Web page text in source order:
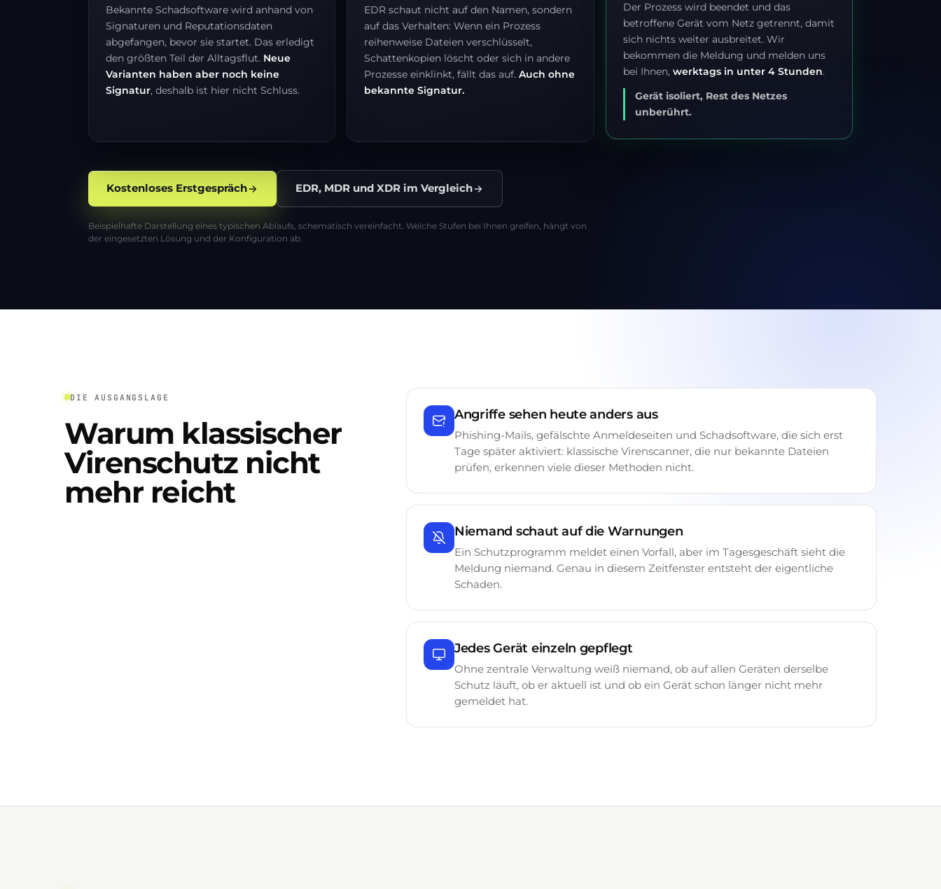
Bekannte Schadsoftware wird anhand von
Signaturen und Reputationsdaten
abgefangen, bevor sie startet. Das erledigt
den größten Teil der Alltagsflut. Neue
Varianten haben aber noch keine
Signatur, deshalb ist hier nicht Schluss.
EDR schaut nicht auf den Namen, sondern
auf das Verhalten: Wenn ein Prozess
reihenweise Dateien verschlüsselt,
Schattenkopien löscht oder sich in andere
Prozesse einklinkt, fällt das auf.Auch ohne
bekannte Signatur.
Der Prozess wird beendet und das
betroffene Gerät vom Netz getrennt, damit
sich nichts weiter ausbreitet. Wir
bekommen die Meldung und melden uns
bei Ihnen, werktags in unter 4 Stunden.
Gerät isoliert, Rest des Netzes
unberührt.
Kostenloses Erstgespräch EDR, MDR und XDR im Vergleich
Beispielhafte Darstellung eines typischen Ablaufs, schematisch vereinfacht. Welche Stufen bei Ihnen greifen, hängt von
der eingesetzten Lösung und der Konfiguration ab.
DIE AUSGANGSLAGE
Warum klassischer
Virenschutz nicht
mehr reicht
Angriffe sehen heute anders aus
Phishing-Mails, gefälschte Anmeldeseiten und Schadsoftware, die sich erst
Tage später aktiviert: klassische Virenscanner, die nur bekannte Dateien
prüfen, erkennen viele dieser Methoden nicht.
Niemand schaut auf die Warnungen
Ein Schutzprogramm meldet einen Vorfall, aber im Tagesgeschäft sieht die
Meldung niemand. Genau in diesem Zeitfenster entsteht der eigentliche
Schaden.
Jedes Gerät einzeln gepflegt
Ohne zentrale Verwaltung weiß niemand, ob auf allen Geräten derselbe
Schutz läuft, ob er aktuell ist und ob ein Gerät schon länger nicht mehr
gemeldet hat.